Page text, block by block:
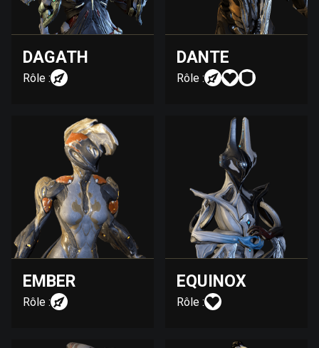
DAGATH
Rôle :
DANTE
Rôle :
EMBER
Rôle :
EQUINOX
Rôle :